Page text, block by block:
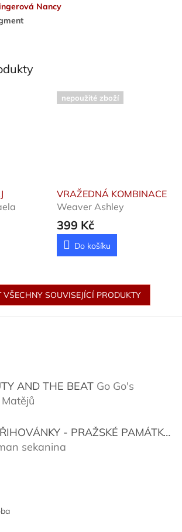
Nancy
nepoužité zboží
VRAŽEDNÁ KOMBINACE
Weaver Ashley
399 Kč
Do košíku
VŠECHNY SOUVISEJÍCÍ PRODUKTY
AND THE BEAT Go Go's
produktu je 5 z 5 hvězdiček.
Matějů
VYSTŘIHOVÁNKY - PRAŽSKÉ PAMÁTKY
produktu je 5 z 5 hvězdiček.
sekanina